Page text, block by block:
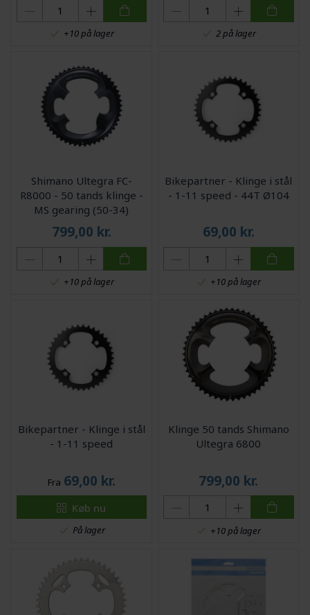
+10 på lager 2 på lager
Shimano Ultegra FC-
R8000 - 50 tands klinge -
MS gearing (50-34)
799,00 kr.
+10 på lager
Bikepartner - Klinge i stål
- 1-11 speed - 44T Ø104
69,00 kr.
+10 på lager
Bikepartner - Klinge i stål
- 1-11 speed
Fra 69,00 kr.
Køb nu
På lager
Klinge 50 tands Shimano
Ultegra 6800
799,00 kr.
+10 på lager